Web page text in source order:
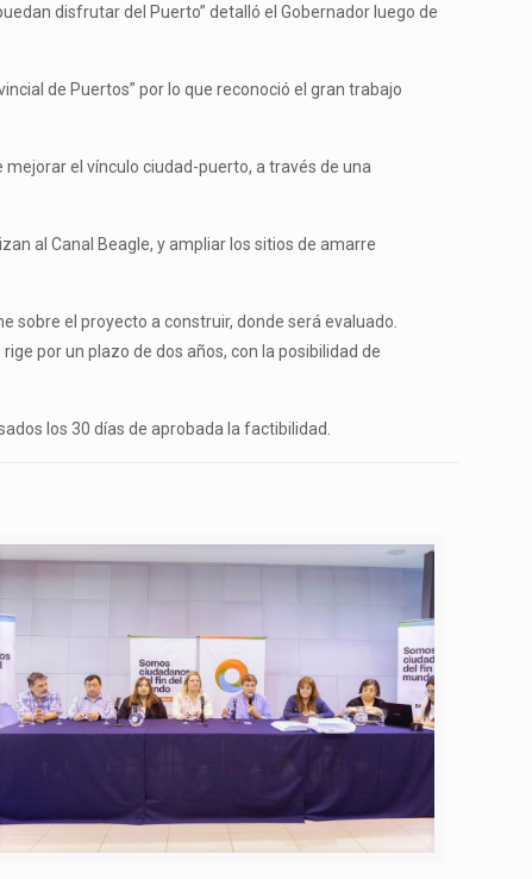
disfrutar del Puerto” detalló el Gobernador luego de
de Puertos” por lo que reconoció el gran trabajo
el vínculo ciudad-puerto, a través de una
al Canal Beagle, y ampliar los sitios de amarre
sobre el proyecto a construir, donde será evaluado.
por un plazo de dos años, con la posibilidad de
los 30 días de aprobada la factibilidad.